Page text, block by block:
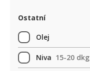
Ostatní
Olej
Niva 15-20 dkg